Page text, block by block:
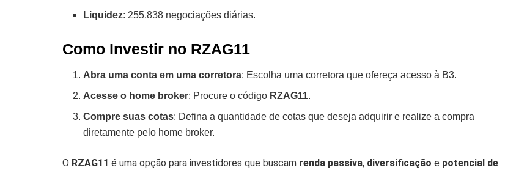
Liquidez: 255.838 negociações diárias.
Como Investir no RZAG11
Abra uma conta em uma corretora: Escolha uma corretora que ofereça acesso à B3.
Acesse o home broker: Procure o código RZAG11.
Compre suas cotas: Defina a quantidade de cotas que deseja adquirir e realize a compra
diretamente pelo home broker.
O RZAG11 é uma opção para investidores que buscam renda passiva, diversificação e potencial de